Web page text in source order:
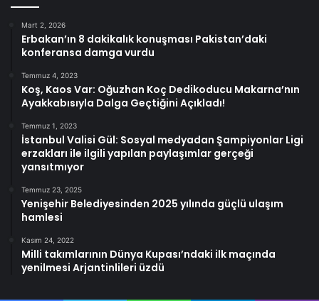
Mart 2, 2026
Erbakan’ın 8 dakikalık konuşması Pakistan’daki
konferansa damga vurdu
Temmuz 4, 2023
Koş, Kaos Var: Oğuzhan Koç Dedikoducu Makarna’nın
Ayakkabısıyla Dalga Geçtiğini Açıkladı!
Temmuz 1, 2023
İstanbul Valisi Gül: Sosyal medyadan Şampiyonlar Ligi
erzakları ile ilgili yapılan paylaşımlar gerçeği
yansıtmıyor
Temmuz 23, 2025
Yenişehir Belediyesinden 2025 yılında güçlü ulaşım
hamlesi
Kasım 24, 2022
Milli takımlarının Dünya Kupası’ndaki ilk maçında
yenilmesi Arjantinlileri üzdü